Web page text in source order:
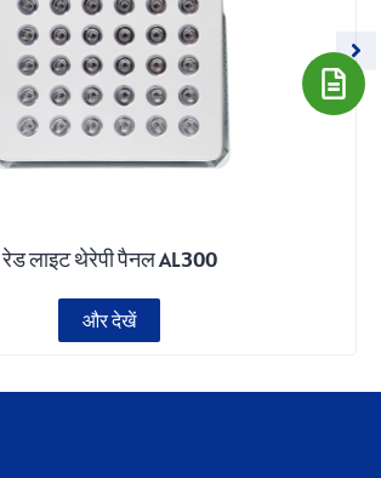
रेड लाइट थेरेपी पैनल AL300
और देखें